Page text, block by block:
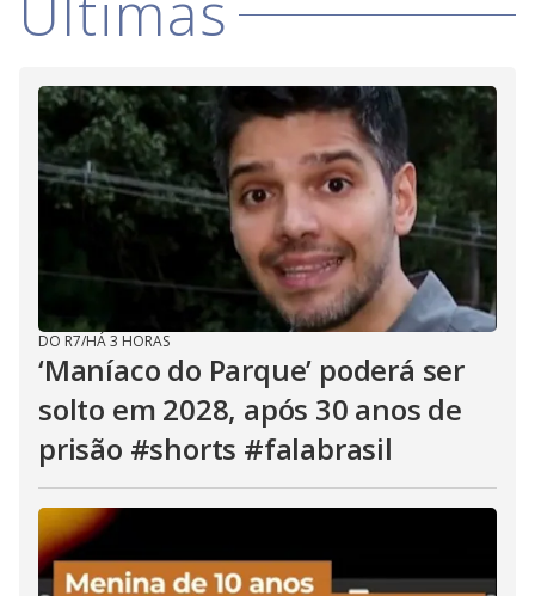
d
e
o
DO R7/HÁ 3 HORAS
‘Maníaco do Parque’ poderá ser
solto em 2028, após 30 anos de
prisão #shorts #falabrasil